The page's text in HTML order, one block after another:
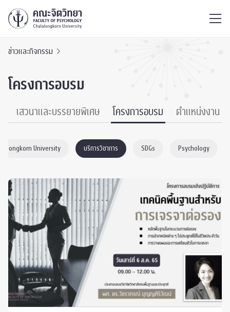
ข่าวและกิจกรรม
โครงการอบรม
เสวนาและบรรยายพิเศษ โครงการอบรม ตำแหน่งงาน
University บริการวิชาการ SDGs Psychology